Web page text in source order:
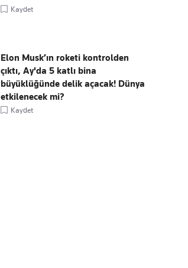
Kaydet
Elon Musk’ın roketi kontrolden
çıktı, Ay'da 5 katlı bina
büyüklüğünde delik açacak! Dünya
etkilenecek mi?
Kaydet